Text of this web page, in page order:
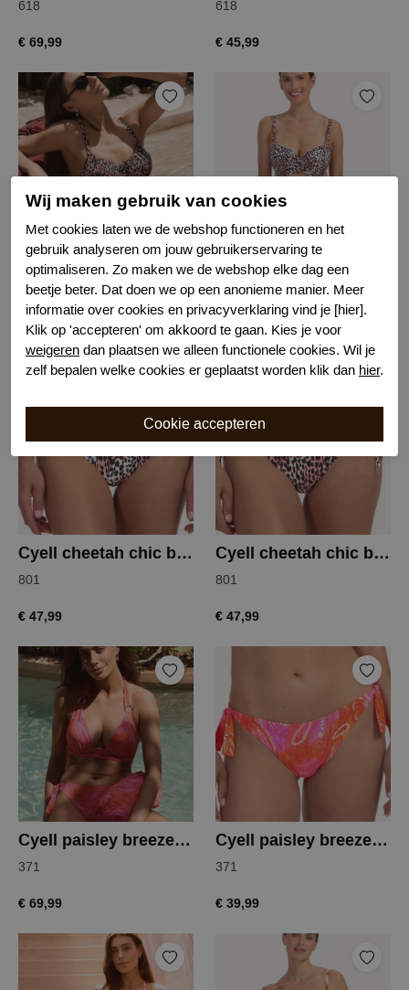
618
€ 69,99
618
€ 45,99
Cyell cheetah chic bikinitop
801
€ 79,99
801
€ 89,99
Cyell cheetah chic bikinislip
801
€ 47,99
Cyell cheetah chic bikinislip
801
€ 47,99
Cyell paisley breeze bikinitop
371
€ 69,99
Cyell paisley breeze bikinislip
371
€ 39,99
Wij maken gebruik van cookies
Met cookies laten we de webshop functioneren en het
gebruik analyseren om jouw gebruikerservaring te
optimaliseren. Zo maken we de webshop elke dag een
beetje beter. Dat doen we op een anonieme manier. Meer
informatie over cookies en privacyverklaring vind je [hier].
Klik op 'accepteren' om akkoord te gaan. Kies je voor
weigeren dan plaatsen we alleen functionele cookies. Wil je
zelf bepalen welke cookies er geplaatst worden klik dan hier.